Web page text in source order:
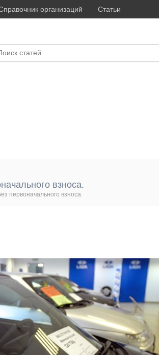
организаций Статьи
взноса.
первоначального взноса.